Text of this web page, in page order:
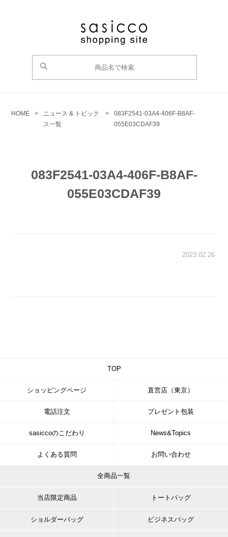
HOME >
ニュース & トピック
ス一覧
>
083F2541-03A4-406F-B8AF-
055E03CDAF39
083F2541-03A4-406F-B8AF-
055E03CDAF39
2023.02.26
TOP
ショッピングページ 直営店（東京）
電話注文 プレゼント包装
sasiccoのこだわり News&Topics
よくある質問 お問い合わせ
全商品一覧
当店限定商品 トートバッグ
ショルダーバッグ ビジネスバッグ